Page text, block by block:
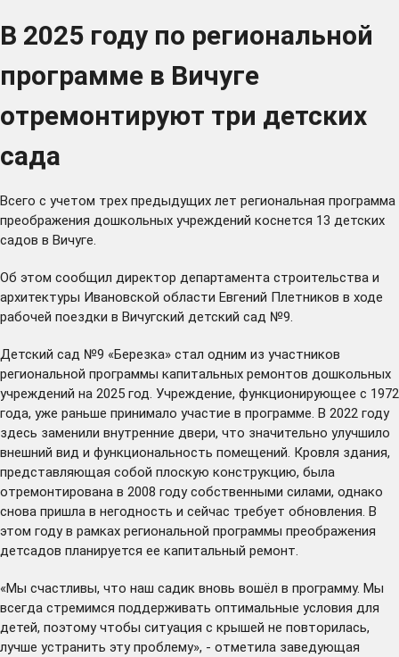
В 2025 году по региональной
программе в Вичуге
отремонтируют три детских
сада
Всего с учетом трех предыдущих лет региональная программа
преображения дошкольных учреждений коснется 13 детских
садов в Вичуге.
Об этом сообщил директор департамента строительства и
архитектуры Ивановской области Евгений Плетников в ходе
рабочей поездки в Вичугский детский сад №9.
Детский сад №9 «Березка» стал одним из участников
региональной программы капитальных ремонтов дошкольных
учреждений на 2025 год. Учреждение, функционирующее с 1972
года, уже раньше принимало участие в программе. В 2022 году
здесь заменили внутренние двери, что значительно улучшило
внешний вид и функциональность помещений. Кровля здания,
представляющая собой плоскую конструкцию, была
отремонтирована в 2008 году собственными силами, однако
снова пришла в негодность и сейчас требует обновления. В
этом году в рамках региональной программы преображения
детсадов планируется ее капитальный ремонт.
«Мы счастливы, что наш садик вновь вошёл в программу. Мы
всегда стремимся поддерживать оптимальные условия для
детей, поэтому чтобы ситуация с крышей не повторилась,
лучше устранить эту проблему», - отметила заведующая